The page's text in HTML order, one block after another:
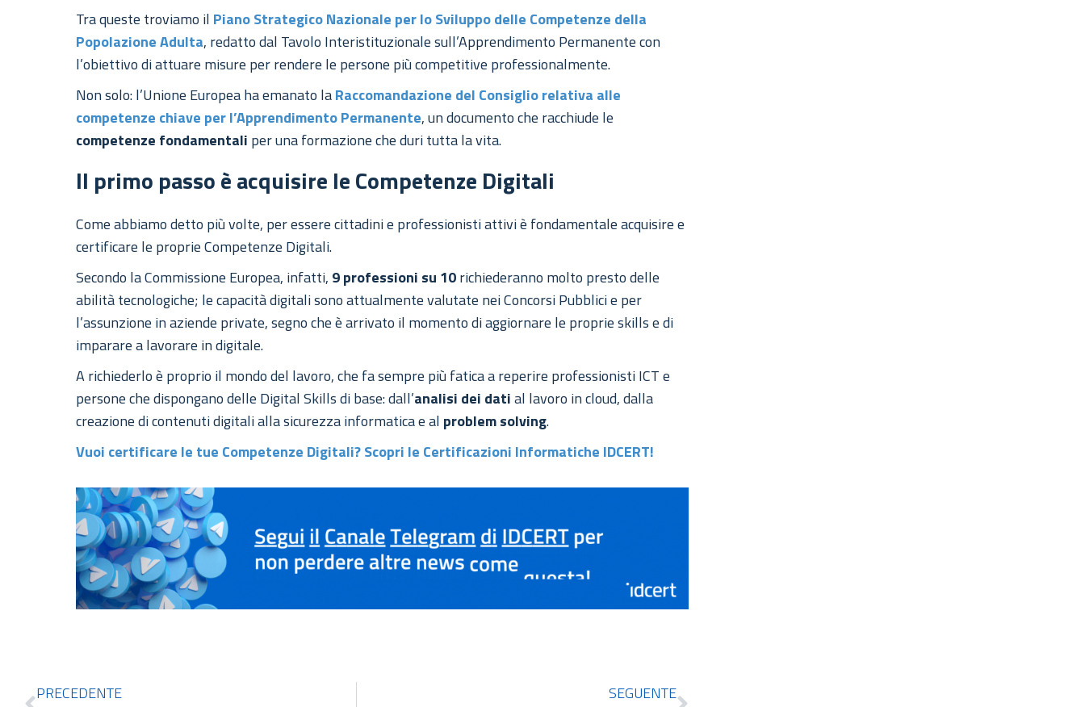
Tra queste troviamo il Piano Strategico Nazionale per lo Sviluppo delle Competenze della
Popolazione Adulta, redatto dal Tavolo Interistituzionale sull’Apprendimento Permanente con
l’obiettivo di attuare misure per rendere le persone più competitive professionalmente.
Non solo: l’Unione Europea ha emanato laRaccomandazione del Consiglio relativa alle
competenze chiave per l’Apprendimento Permanente, un documento che racchiude le
competenze fondamentali per una formazione che duri tutta la vita.
Il primo passo è acquisire le Competenze Digitali
Come abbiamo detto più volte, per essere cittadini e professionisti attivi è fondamentale acquisire e
certificare le proprie Competenze Digitali.
Secondo la Commissione Europea, infatti, 9 professioni su 10richiederanno molto presto delle
abilità tecnologiche; le capacità digitali sono attualmente valutate nei Concorsi Pubblici e per
l’assunzione in aziende private, segno che è arrivato il momento di aggiornare le proprie skills e di
imparare a lavorare in digitale.
A richiederlo è proprio il mondo del lavoro, che fa sempre più fatica a reperire professionisti ICT e
persone che dispongano delle Digital Skills di base: dall’analisi dei datial lavoro in cloud, dalla
creazione di contenuti digitali alla sicurezza informatica e al problem solving.
Vuoi certificare le tue Competenze Digitali? Scopri le Certificazioni Informatiche IDCERT!
PRECEDENTE SEGUENTE